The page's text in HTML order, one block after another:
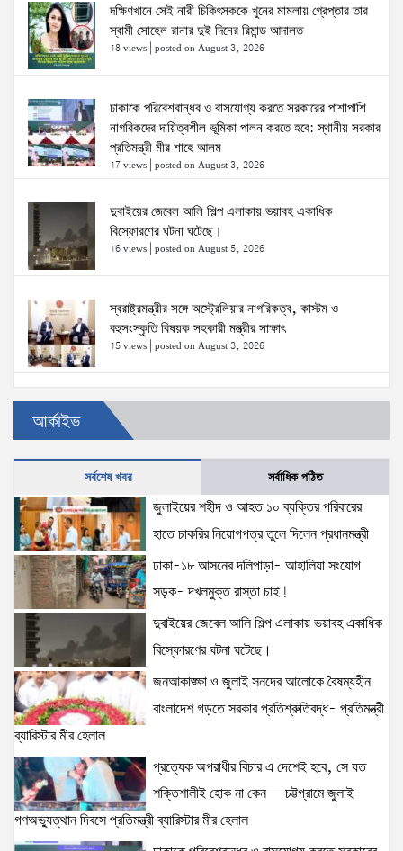
দক্ষিণখানে সেই নারী চিকিৎসককে খুনের মামলায় গ্রেপ্তার তার
স্বামী সোহেল রানার দুই দিনের রিমান্ড আদালত
18 views posted on August 3, 2026
ঢাকাকে পরিবেশবান্ধব ও বাসযোগ্য করতে সরকারের পাশাপাশি
নাগরিকদের দায়িত্বশীল ভূমিকা পালন করতে হবে: স্থানীয় সরকার
প্রতিমন্ত্রী মীর শাহে আলম
17 views posted on August 3, 2026
দুবাইয়ের জেবেল আলি শিল্প এলাকায় ভয়াবহ একাধিক
বিস্ফোরণের ঘটনা ঘটেছে।
16 views posted on August 5, 2026
স্বরাষ্ট্রমন্ত্রীর সঙ্গে অস্ট্রেলিয়ার নাগরিকত্ব, কাস্টম ও
বহুসংস্কৃতি বিষয়ক সহকারী মন্ত্রীর সাক্ষাৎ
15 views posted on August 3, 2026
ঢাকা-১৮ আসনের দলিপাড়া- আহালিয়া সংযোগ সড়ক-
দখলমুক্ত রাস্তা চাই!
15 views|posted on August 6, 2026
জুলাইয়ের শহীদ ও আহত ১০ ব্যক্তির পরিবারের হাতে চাকরির
নিয়োগপত্র তুলে দিলেন প্রধানমন্ত্রী
15 views |posted on August 8, 2026
আইনশৃঙ্খলা পরিস্থিতি সম্পূর্ণ নিয়ন্ত্রণে রয়েছে: স্বরাষ্ট্রমন্ত্রী
12 views |posted on August 3, 2026
অহেতুক প্রকল্প নয়, পাহাড়িদের জীবনমান উন্নয়নে
বাস্তবভিত্তিক কার্যকর উদ্যোগ নেয়ার আহ্বান পার্বত্য
8 views|
আমরা মালিক নই, দেশের ১৮ কোটি জনগণের সেবক: ভূমি
প্রতিমন্ত্রী ব্যারিস্টার মীর হেলাল
6 views|
আর্কাইভ
সর্বশেষ খবর সর্বাধিক পঠিত
জুলাইয়ের শহীদ ও আহত ১০ ব্যক্তির পরিবারের
হাতে চাকরির নিয়োগপত্র তুলে দিলেন প্রধানমন্ত্রী
ঢাকা-১৮ আসনের দলিপাড়া- আহালিয়া সংযোগ
সড়ক- দখলমুক্ত রাস্তা চাই!
দুবাইয়ের জেবেল আলি শিল্প এলাকায় ভয়াবহ একাধিক
বিস্ফোরণের ঘটনা ঘটেছে।
জনআকাঙ্ক্ষা ও জুলাই সনদের আলোকে বৈষম্যহীন
বাংলাদেশ গড়তে সরকার প্রতিশ্রুতিবদ্ধ- প্রতিমন্ত্রী
ব্যারিস্টার মীর হেলাল
প্রত্যেক অপরাধীর বিচার এ দেশেই হবে, সে যত
শক্তিশালীই হোক না কেন—চট্টগ্রামে জুলাই
গণঅভ্যুত্থান দিবসে প্রতিমন্ত্রী ব্যারিস্টার মীর হেলাল